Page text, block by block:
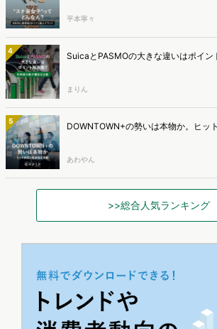
平本寧々
4 SuicaとPASMOの大きな違いはポイン
まりん
5 DOWNTOWN+の勢いは本物か。ヒッ
あわやん
>>総合人気ランキング